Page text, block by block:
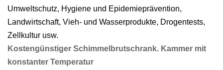
Umweltschutz, Hygiene und Epidemieprävention,
Landwirtschaft, Vieh- und Wasserprodukte, Drogentests,
Zellkultur usw.
Kostengünstiger Schimmelbrutschrank. Kammer mit
konstanter Temperatur